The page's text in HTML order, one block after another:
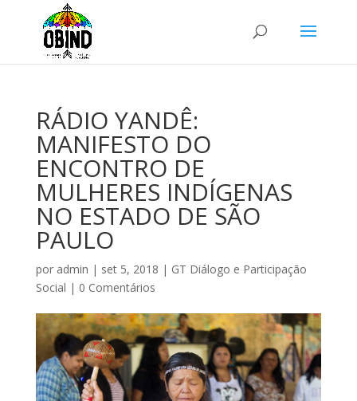
RÁDIO YANDÊ:
MANIFESTO DO
ENCONTRO DE
MULHERES INDÍGENAS
NO ESTADO DE SÃO
PAULO
por admin | set 5, 2018 | GT Diálogo e Participação
Social | 0 Comentários